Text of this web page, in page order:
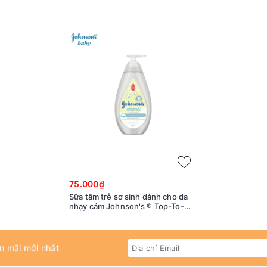
75.000₫
Sữa tắm trẻ sơ sinh dành cho da
nhạy cảm Johnson's ® Top-To-
mãi mới nhất